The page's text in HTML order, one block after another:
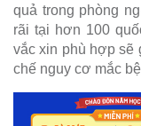
quả trong phòng
rãi tại hơn 100
vắc xin phù hợp sẽ
chế nguy cơ mắc